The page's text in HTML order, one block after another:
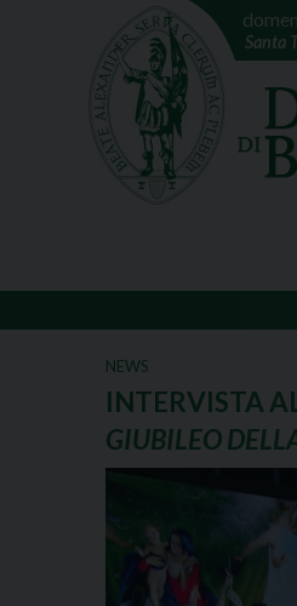
Santa
NEWS
INTERVISTA
GIUBILEO